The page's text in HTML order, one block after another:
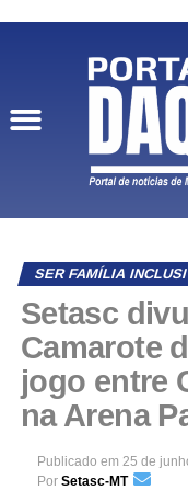
SER FAMÍLIA
Setasc
Camarote
jogo entre
na Arena
Publicado em 25 de
Por Setasc-MT